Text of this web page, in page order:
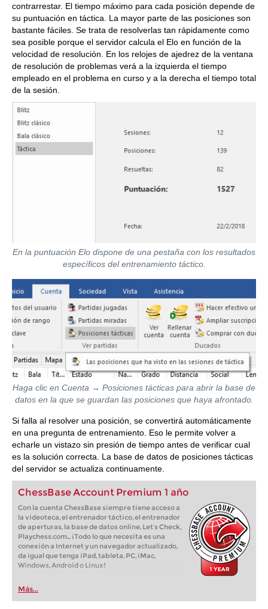
contrarrestar. El tiempo máximo para cada posición depende de
su puntuación en táctica. La mayor parte de las posiciones son
bastante fáciles. Se trata de resolverlas tan rápidamente como
sea posible porque el servidor calcula el Elo en función de la
velocidad de resolución. En los relojes de ajedrez de la ventana
de resolución de problemas verá a la izquierda el tiempo
empleado en el problema en curso y a la derecha el tiempo total
de la sesión.
En la puntuación Elo dispone de una pestaña con los resultados
específicos del entrenamiento táctico.
Haga clic en Cuenta → Posiciones tácticas para abrir la base de
datos en la que se guardan las posiciones que haya afrontado.
Si falla al resolver una posición, se convertirá automáticamente
en una pregunta de entrenamiento. Eso le permite volver a
echarle un vistazo sin presión de tiempo antes de verificar cual
es la solución correcta. La base de datos de posiciones tácticas
del servidor se actualiza continuamente.
ChessBase Account Premium 1 año
Con la cuenta ChessBase siempre tiene acceso a
la videoteca, el entrenador táctico, el entrenador
de aperturas, la base de datos online, Let’s Check,
Playchess.com... ¡Todo lo que necesita es una
conexión a Internet y un navegador actualizado,
da igual que tenga iPad, tableta, PC, iMac,
Windows, Android o Linux!
Más...